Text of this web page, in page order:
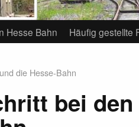
Hesse Bahn Häufig gestellte
die Hesse-Bahn
bei